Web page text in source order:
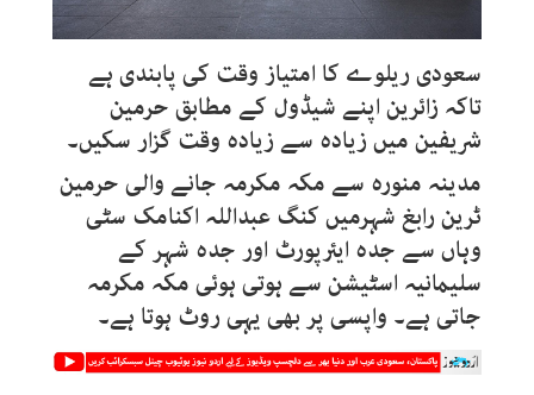
سعودی ریلوے کا امتیاز وقت کی پابندی ہے
تاکہ زائرین اپنے شیڈول کے مطابق حرمین
شریفین میں زیادہ سے زیادہ وقت گزار سکیں۔
مدینہ منورہ سے مکہ مکرمہ جانے والی حرمین
ٹرین رابغ شہرمیں کنگ عبداللہ اکنامک سٹی
وہاں سے جدہ ایئرپورٹ اور جدہ شہر کے
سلیمانیہ اسٹیشن سے ہوتی ہوئی مکہ مکرمہ
جاتی ہے۔ واپسی پر بھی یہی روٹ ہوتا ہے۔